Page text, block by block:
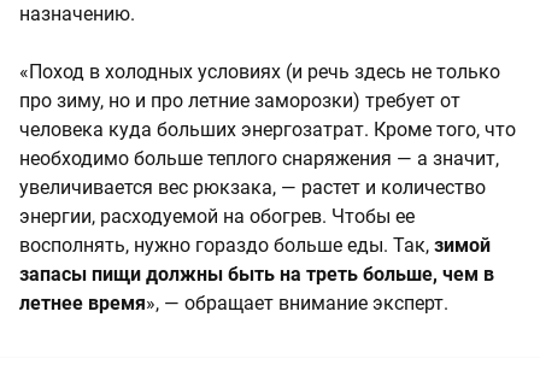
назначению.
«Поход в холодных условиях (и речь здесь не только
про зиму, но и про летние заморозки) требует от
человека куда больших энергозатрат. Кроме того, что
необходимо больше теплого снаряжения — а значит,
увеличивается вес рюкзака, — растет и количество
энергии, расходуемой на обогрев. Чтобы ее
восполнять, нужно гораздо больше еды. Так, зимой
запасы пищи должны быть на треть больше, чем в
летнее время», — обращает внимание эксперт.